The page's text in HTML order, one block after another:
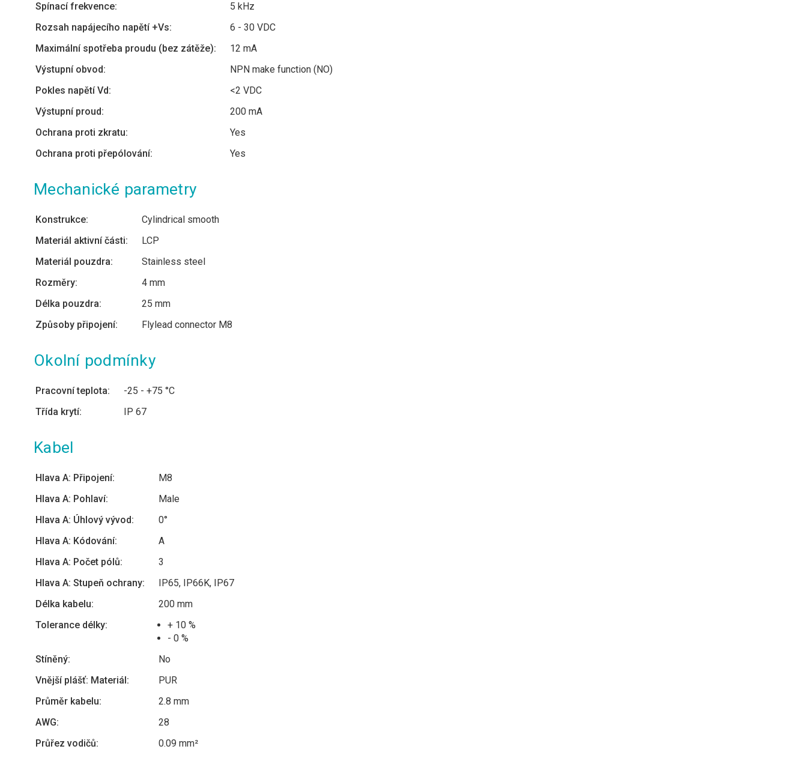
Spínací frekvence:
5 kHz
Rozsah napájecího napětí +Vs:
6 - 30 VDC
Maximální spotřeba proudu (bez zátěže):
12 mA
Výstupní obvod:
NPN make function (NO)
Pokles napětí Vd:
<2 VDC
Výstupní proud:
200 mA
Ochrana proti zkratu:
Yes
Ochrana proti přepólování:
Yes
Mechanické parametry
Konstrukce:
Cylindrical smooth
Materiál aktivní části:
LCP
Materiál pouzdra:
Stainless steel
Rozměry:
4 mm
Délka pouzdra:
25 mm
Způsoby připojení:
Flylead connector M8
Okolní podmínky
Pracovní teplota:
-25 - +75 °C
Třída krytí:
IP 67
Kabel
Hlava A: Připojení:
M8
Hlava A: Pohlaví:
Male
Hlava A: Úhlový vývod:
0°
Hlava A: Kódování:
A
Hlava A: Počet pólů:
3
Hlava A: Stupeň ochrany:
IP65, IP66K, IP67
Délka kabelu:
200 mm
Tolerance délky:
+ 10 %
- 0 %
Stíněný:
No
Vnější plášť: Materiál:
PUR
Průměr kabelu:
2.8 mm
AWG:
28
Průřez vodičů:
0.09 mm²